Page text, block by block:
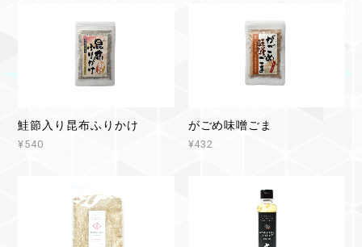
鮭節入り昆布ふりかけ
¥540
がごめ味噌ごま
¥432